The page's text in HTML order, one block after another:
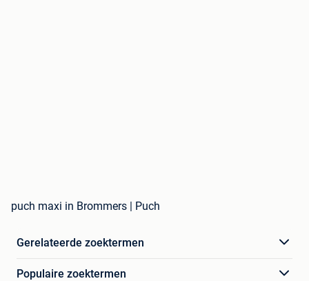
puch maxi in Brommers | Puch
Gerelateerde zoektermen
Populaire zoektermen